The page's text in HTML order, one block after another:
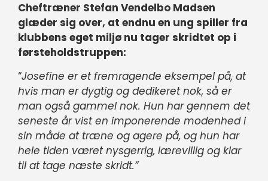
Cheftræner Stefan Vendelbo Madsen
glæder sig over, at endnu en ung spiller fra
klubbens eget miljø nu tager skridtet op i
førsteholdstruppen:
“Josefine er et fremragende eksempel på, at
hvis man er dygtig og dedikeret nok, så er
man også gammel nok. Hun har gennem det
seneste år vist en imponerende modenhed i
sin måde at træne og agere på, og hun har
hele tiden været nysgerrig, lærevillig og klar
til at tage næste skridt.”